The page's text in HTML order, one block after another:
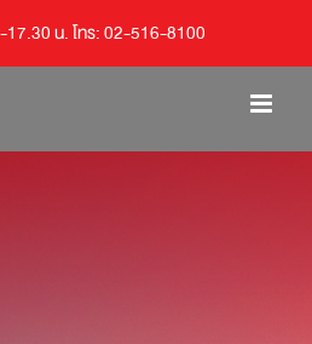
17.30 น. โทร: 02-516-8100